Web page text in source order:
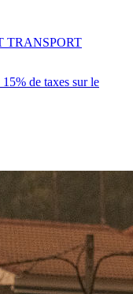
de taxes sur le
TRANSPORT